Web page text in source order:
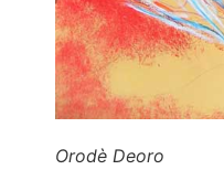
Orodè Deoro